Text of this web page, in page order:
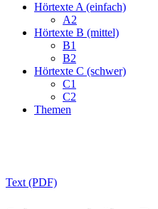
Hörtexte A (einfach)
A2
Hörtexte B (mittel)
B1
B2
Hörtexte C (schwer)
C1
C2
Themen
Text (PDF)